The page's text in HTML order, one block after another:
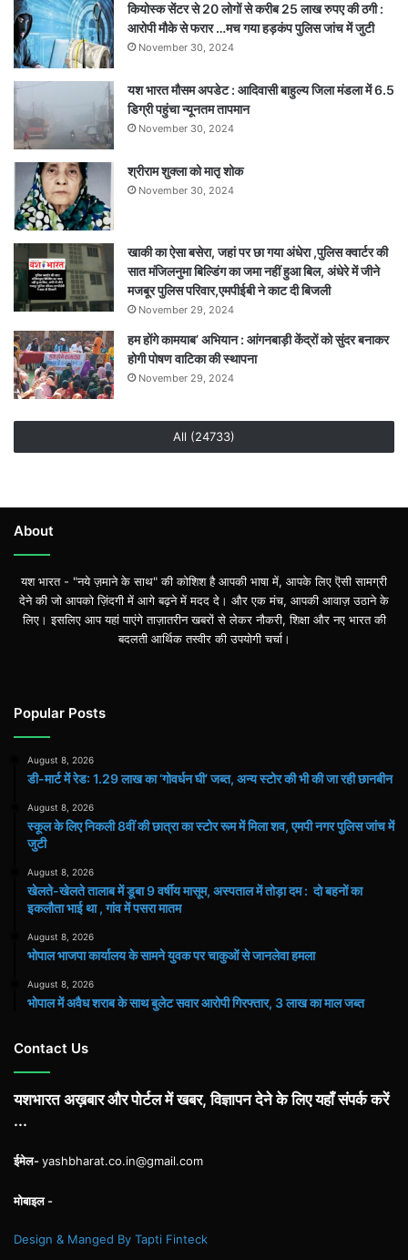
जा
रही
छानबीन
कियोस्क सेंटर से 20 लोगों से करीब 25 लाख रुपए की ठगी :
आरोपी मौके से फरार …मच गया हड़कंप पुलिस जांच में जुटी
November 30, 2024
यश भारत मौसम अपडेट : आदिवासी बाहुल्य जिला मंडला में 6.5
डिग्री पहुंचा न्यूनतम तापमान
November 30, 2024
श्रीराम शुक्ला को मातृ शोक
November 30, 2024
खाकी का ऐसा बसेरा, जहां पर छा गया अंधेरा ,पुलिस क्वार्टर की
सात मंजिलनुमा बिल्डिंग का जमा नहीं हुआ बिल, अंधेरे में जीने
मजबूर पुलिस परिवार,एमपीईबी ने काट दी बिजली
November 29, 2024
हम होंगे कामयाब’ अभियान : आंगनबाड़ी केंद्रों को सुंदर बनाकर
होगी पोषण वाटिका की स्थापना
November 29, 2024
All (24733)
About
यश भारत - "नये ज़माने के साथ" की कोशिश है आपकी भाषा में, आपके लिए ऎसी सामग्री
देने की जो आपको ज़िंदगी में आगे बढ़ने में मदद दे। और एक मंच, आपकी आवाज़ उठाने के
लिए। इसलिए आप यहां पाएंगे ताज़ातरीन खबरों से लेकर नौकरी, शिक्षा और नए भारत की
बदलती आर्थिक तस्वीर की उपयोगी चर्चा।
Popular Posts
August 8, 2026
डी-मार्ट में रेड: 1.29 लाख का ‘गोवर्धन घी’ जब्त, अन्य स्टोर की भी की जा रही छानबीन
August 8, 2026
स्कूल के लिए निकली 8वीं की छात्रा का स्टोर रूम में मिला शव, एमपी नगर पुलिस जांच में
जुटी
August 8, 2026
खेलते-खेलते तालाब में डूबा 9 वर्षीय मासूम, अस्पताल में तोड़ा दम : दो बहनों का
इकलौता भाई था , गांव में पसरा मातम
August 8, 2026
भोपाल भाजपा कार्यालय के सामने युवक पर चाकुओं से जानलेवा हमला
August 8, 2026
भोपाल में अवैध शराब के साथ बुलेट सवार आरोपी गिरफ्तार, 3 लाख का माल जब्त
Contact Us
यशभारत अख़बार और पोर्टल में खबर, विज्ञापन देने के लिए यहाँ संपर्क करें
...
ईमेल-yashbharat.co.in@gmail.com
मोबाइल -
Design & Manged By Tapti Finteck